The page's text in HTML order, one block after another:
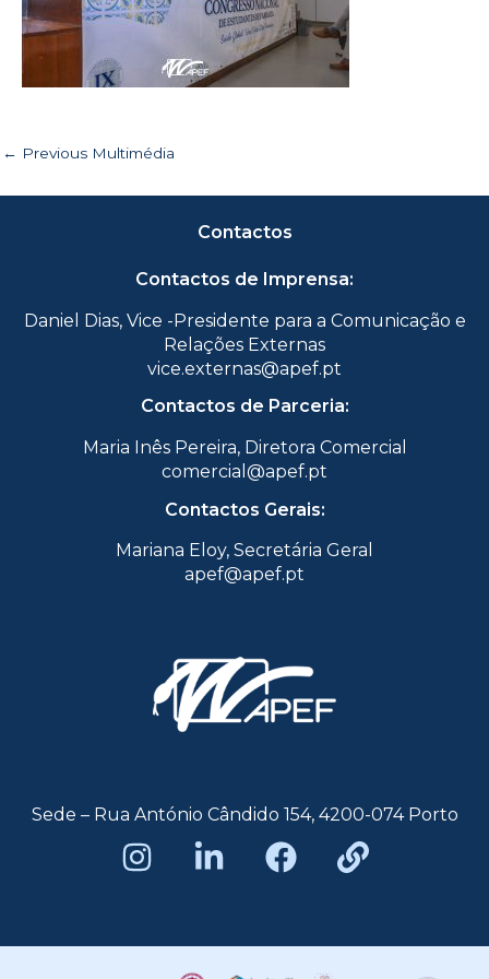
← Previous Multimédia
Contactos
Contactos de Imprensa:
Daniel Dias, Vice -Presidente para a Comunicação e
Relações Externas
vice.externas@apef.pt
Contactos de Parceria:
Maria Inês Pereira, Diretora Comercial
comercial@apef.pt
Contactos Gerais:
Mariana Eloy, Secretária Geral
apef@apef.pt
Sede – Rua António Cândido 154, 4200-074 Porto